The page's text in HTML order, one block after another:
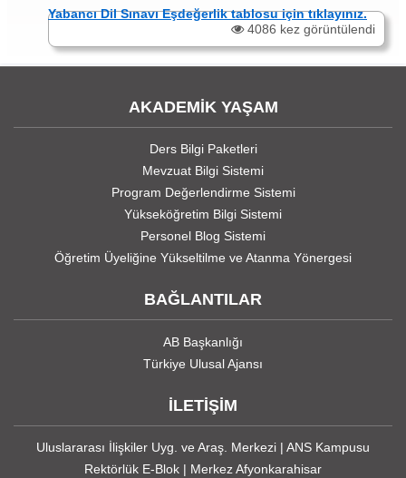
Yabancı Dil Sınavı Eşdeğerlik tablosu için tıklayınız.
4086 kez görüntülendi
AKADEMİK YAŞAM
Ders Bilgi Paketleri
Mevzuat Bilgi Sistemi
Program Değerlendirme Sistemi
Yükseköğretim Bilgi Sistemi
Personel Blog Sistemi
Öğretim Üyeliğine Yükseltilme ve Atanma Yönergesi
BAĞLANTILAR
AB Başkanlığı
Türkiye Ulusal Ajansı
İLETİŞİM
Uluslararası İlişkiler Uyg. ve Araş. Merkezi | ANS Kampusu
Rektörlük E-Blok | Merkez Afyonkarahisar